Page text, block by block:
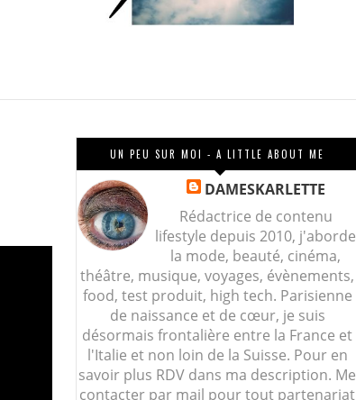
UN PEU SUR MOI - A LITTLE ABOUT ME
DAMESKARLETTE
Rédactrice de contenu
lifestyle depuis 2010, j'aborde
la mode, beauté, cinéma,
théâtre, musique, voyages, évènements,
food, test produit, high tech. Parisienne
de naissance et de cœur, je suis
désormais frontalière entre la France et
l'Italie et non loin de la Suisse. Pour en
savoir plus RDV dans ma description. Me
contacter par mail pour tout partenariat